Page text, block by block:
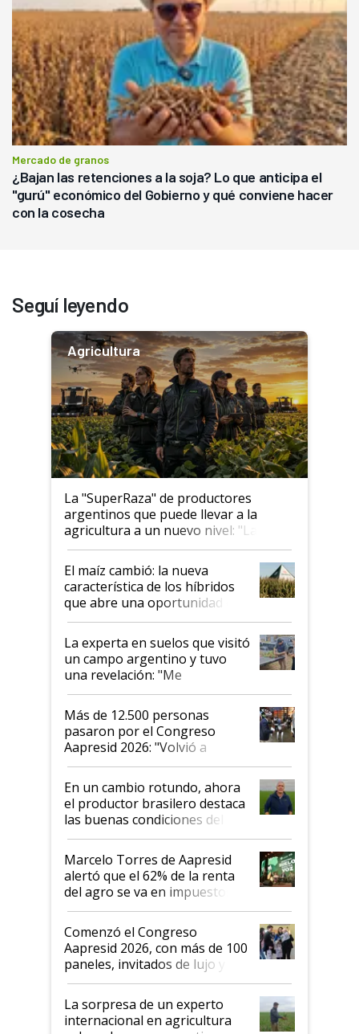
Mercado de granos
¿Bajan las retenciones a la soja? Lo que anticipa el
"gurú" económico del Gobierno y qué conviene hacer
con la cosecha
Seguí leyendo
Agricultura
La "SuperRaza" de productores
argentinos que puede llevar a la
agricultura a un nuevo nivel: "Las
posibilidades de crecimiento son
infinitas"
El maíz cambió: la nueva
característica de los híbridos
que abre una oportunidad en
el lote
La experta en suelos que visitó
un campo argentino y tuvo
una revelación: "Me
impresionó mucho"
Más de 12.500 personas
pasaron por el Congreso
Aapresid 2026: "Volvió a
demostrar que hablar del
suelo es hablar de todo el
sistema productivo"
En un cambio rotundo, ahora
el productor brasilero destaca
las buenas condiciones del
agro argentino para invertir:
"Los veo más motivados"
Marcelo Torres de Aapresid
alertó que el 62% de la renta
del agro se va en impuestos:
"No es bueno que en
Argentina se sigan discutiendo
las mismas cosas de hace 50
años"
Comenzó el Congreso
Aapresid 2026, con más de 100
paneles, invitados de lujo y
todas las tendencias
La sorpresa de un experto
internacional en agricultura